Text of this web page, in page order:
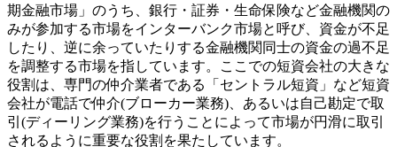
期金融市場」のうち、銀行・証券・生命保険など金融機関の
みが参加する市場をインターバンク市場と呼び、資金が不足
したり、逆に余っていたりする金融機関同士の資金の過不足
を調整する市場を指しています。ここでの短資会社の大きな
役割は、専門の仲介業者である「セントラル短資」など短資
会社が電話で仲介(ブローカー業務)、あるいは自己勘定で取
引(ディーリング業務)を行うことによって市場が円滑に取引
されるように重要な役割を果たしています。